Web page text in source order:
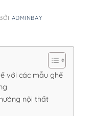
BỞI ADMINBAY
với các mẫu ghế
nội thất